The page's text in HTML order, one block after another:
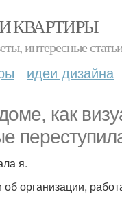
КВАРТИРЫ
интересные
идеи дизайна
как
я.
об организации,